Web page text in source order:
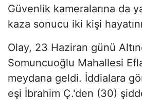
Güvenlik kameralarına da
kaza sonucu iki kişi
Olay, 23 Haziran günü
Somuncuoğlu Mahallesi
meydana geldi. İddialara
eşi İbrahim Ç.'den (30)